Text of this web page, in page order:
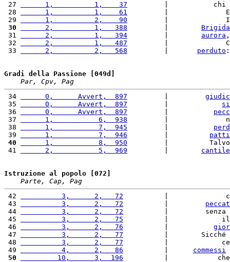
27
      1,          1,    37
|
28
      1,          1,    61
|
29
      1,          2,    90
|
30
      2,          1,   388
Brigida
31
      2,          1,   394
aurora
32
      2,          1,   487
|
33
      2,          2,   568
perduto
Gradi della Passione [049d]
Par, Cpv, Pag
34
      0,      Avvert,  897
35
      0,      Avvert,  897
36
      0,      Avvert,  897
37
      1,           6,  938
|
38
      1,           7,  945
39
      1,           7,  946
patti
40
      1,           8,  950
|
41
      2,           5,  969
Istruzione al popolo [072]
Parte, Cap, Pag
42
          3,      2,   72
|
43
          3,      2,   72
44
          3,      2,   72
|
45
          3,      2,   75
|
46
          3,      2,   76
47
          3,      2,   77
|
48
          3,      2,   77
|
49
          4,      2,   86
commessi
50
         10,      3,  196
|